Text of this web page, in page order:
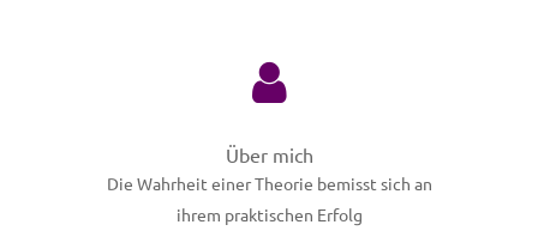
Über mich
Die Wahrheit einer Theorie bemisst sich an
ihrem praktischen Erfolg